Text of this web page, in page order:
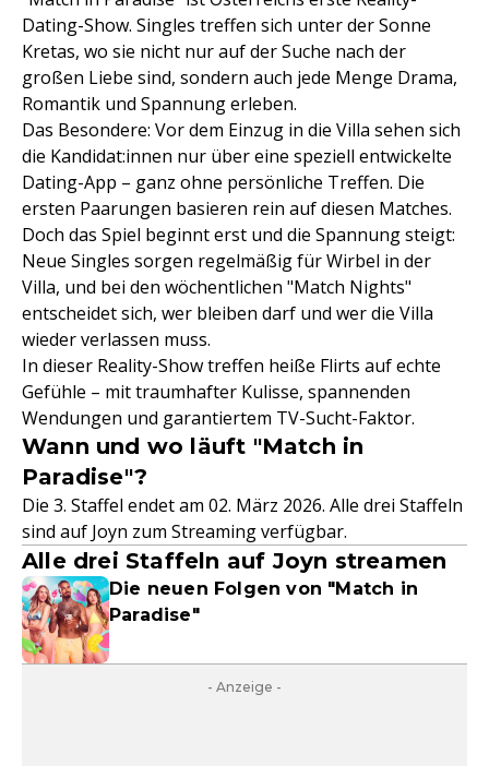
Dating-Show. Singles treffen sich unter der Sonne
Kretas, wo sie nicht nur auf der Suche nach der
großen Liebe sind, sondern auch jede Menge Drama,
Romantik und Spannung erleben.
Das Besondere: Vor dem Einzug in die Villa sehen sich
die Kandidat:innen nur über eine speziell entwickelte
Dating-App – ganz ohne persönliche Treffen. Die
ersten Paarungen basieren rein auf diesen Matches.
Doch das Spiel beginnt erst und die Spannung steigt:
Neue Singles sorgen regelmäßig für Wirbel in der
Villa, und bei den wöchentlichen "Match Nights"
entscheidet sich, wer bleiben darf und wer die Villa
wieder verlassen muss.
In dieser Reality-Show treffen heiße Flirts auf echte
Gefühle – mit traumhafter Kulisse, spannenden
Wendungen und garantiertem TV-Sucht-Faktor.
Wann und wo läuft "Match in
Paradise"?
Die 3. Staffel endet am 02. März 2026. Alle drei Staffeln
sind auf Joyn zum Streaming verfügbar.
Alle drei Staffeln auf Joyn streamen
Die neuen Folgen von "Match in
Paradise"
- Anzeige -